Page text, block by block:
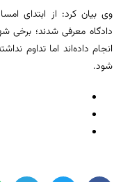
وی بیان کرد: از ابتدای
دادگاه معرفی شدند؛
انجام داده‌اند اما تداوم
شود.